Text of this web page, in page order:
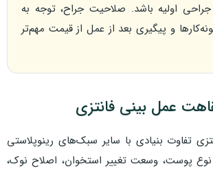
اولیه باشد. صلاحیت جراح، توجه به
و پیگیری بعد از عمل از قیمت مهم‌تر
عمل بینی فانتزی
تفاوت بنیادی با سایر سبک‌های رینوپلاستی
نوع پوست، وسعت تغییر استخوان، اصلاح نوک،